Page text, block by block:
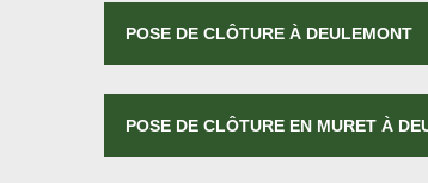
POSE DE CLÔTURE À DEULEMONT
POSE DE CLÔTURE EN MURET À